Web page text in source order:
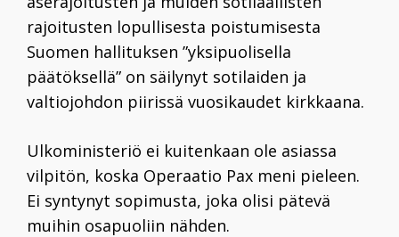
rajoitusten lopullisesta poistumisesta
Suomen hallituksen ”yksipuolisella
päätöksellä” on säilynyt sotilaiden ja
valtiojohdon piirissä vuosikaudet kirkkaana.
Ulkoministeriö ei kuitenkaan ole asiassa
vilpitön, koska Operaatio Pax meni pieleen.
Ei syntynyt sopimusta, joka olisi pätevä
muihin osapuoliin nähden.